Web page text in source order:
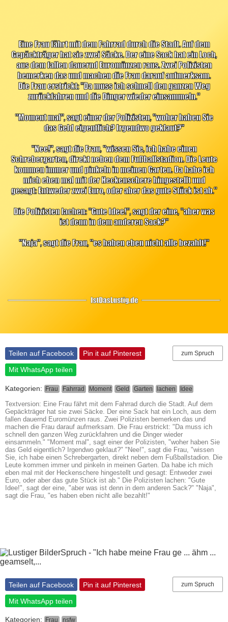
zum Spruch
Teilen auf Facebook
Pin it auf Pinterest
Mit WhatsApp teilen
Kategorien: Frau Fahrrad Moment Geld Garten lachen Idee
Textversion: Eine Frau fährt mit dem Fahrrad durch die Stadt. Auf dem
Gepäckträger hat sie zwei Säcke. Der eine Sack hat ein Loch, aus dem
fallen dauernd Euromünzen raus. Zwei Polizisten bemerken das und
machen die Frau darauf aufmerksam. Die Frau erstrickt: "Da muss ich
schnell den ganzen Weg zurückfahren und die Dinger wieder
einsammeln." "Moment mal", sagt einer der Polizisten, "woher haben Sie
das Geld eigentlich? Irgendwo geklaut?" "Nee!", sagt die Frau, "wissen
Sie, ich habe einen Schrebergarten, direkt neben dem Fußballstadion. Die
Leute kommen immer und pinkeln in meinen Garten. Da habe ich mich
eben mal mit der Heckenschere hingestellt und gesagt: Entweder zwei
Euro, oder aber das gute Stück ist ab." Die Polizisten lachen: "Gute
Idee!", sagt der eine, "aber was ist denn in dem anderen Sack?" "Naja",
sagt die Frau, "es haben eben nicht alle bezahlt!"
zum Spruch
Teilen auf Facebook
Pin it auf Pinterest
Mit WhatsApp teilen
Kategorien: Frau nsfw